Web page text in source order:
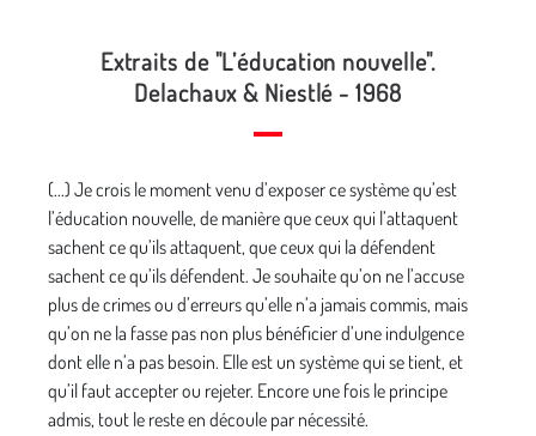
Extraits de "L’éducation nouvelle".
Delachaux & Niestlé - 1968
(...) Je crois le moment venu d’exposer ce système qu’est
l’éducation nouvelle, de manière que ceux qui l’attaquent
sachent ce qu’ils attaquent, que ceux qui la défendent
sachent ce qu’ils défendent. Je souhaite qu’on ne l’accuse
plus de crimes ou d’erreurs qu’elle n’a jamais commis, mais
qu’on ne la fasse pas non plus bénéficier d’une indulgence
dont elle n’a pas besoin. Elle est un système qui se tient, et
qu’il faut accepter ou rejeter. Encore une fois le principe
admis, tout le reste en découle par nécessité.